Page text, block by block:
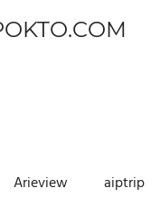
Arieview aiptrip